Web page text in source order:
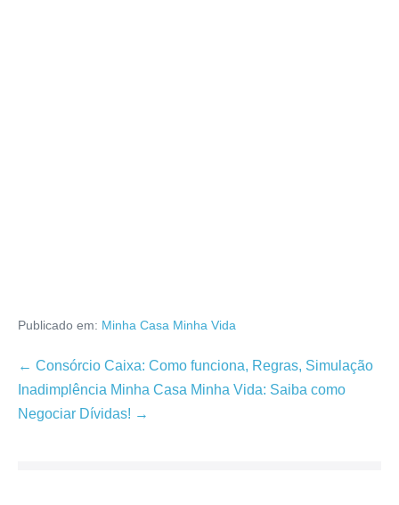
Publicado em: Minha Casa Minha Vida
Navegação
de
post
← Consórcio Caixa: Como funciona, Regras, Simulação
Inadimplência Minha Casa Minha Vida: Saiba como
Negociar Dívidas! →